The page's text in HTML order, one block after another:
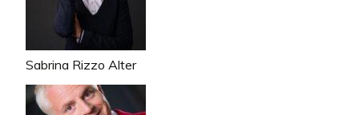
Sabrina Rizzo Alter